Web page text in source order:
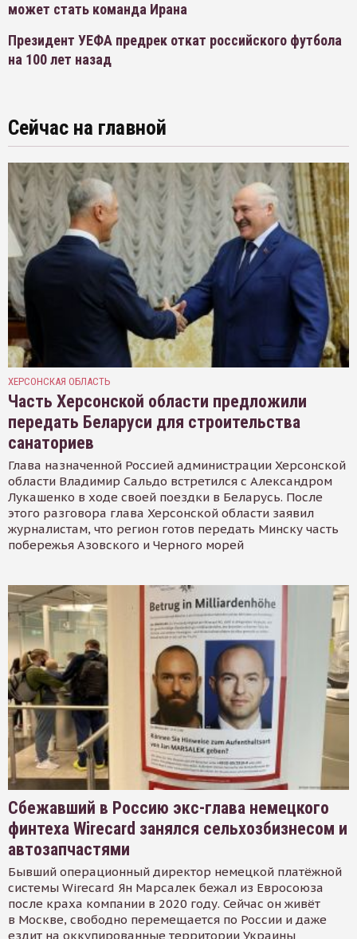
может стать команда Ирана
Президент УЕФА предрек откат российского футбола
на 100 лет назад
Сейчас на главной
ХЕРСОНСКАЯ ОБЛАСТЬ
Часть Херсонской области предложили
передать Беларуси для строительства
санаториев
Глава назначенной Россией администрации Херсонской
области Владимир Сальдо встретился с Александром
Лукашенко в ходе своей поездки в Беларусь. После
этого разговора глава Херсонской области заявил
журналистам, что регион готов передать Минску часть
побережья Азовского и Черного морей
Сбежавший в Россию экс-глава немецкого
финтеха Wirecard занялся сельхозбизнесом и
автозапчастями
Бывший операционный директор немецкой платёжной
системы Wirecard Ян Марсалек бежал из Евросоюза
после краха компании в 2020 году. Сейчас он живёт
в Москве, свободно перемещается по России и даже
ездит на оккупированные территории Украины